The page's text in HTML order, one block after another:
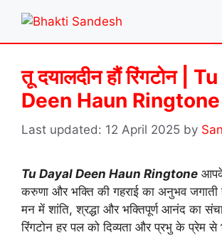
content
तू दयालदीन हौं रिंगटोन |
Deen Haun Ringtone
12 April 2025 by
Tu Dayal Deen Haun Ringtone
करुणा और भक्ति की गहराई का अनुभव
मन में शांति, श्रद्धा और भक्तिपूर्ण आनंद का
रिंगटोन हर पल को दिव्यता और प्रभु के प्रेम से